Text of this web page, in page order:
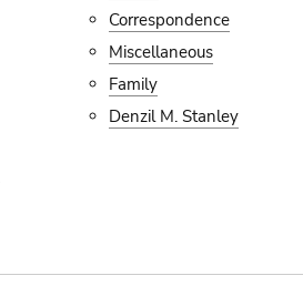
Correspondence
Miscellaneous
Family
Denzil M. Stanley